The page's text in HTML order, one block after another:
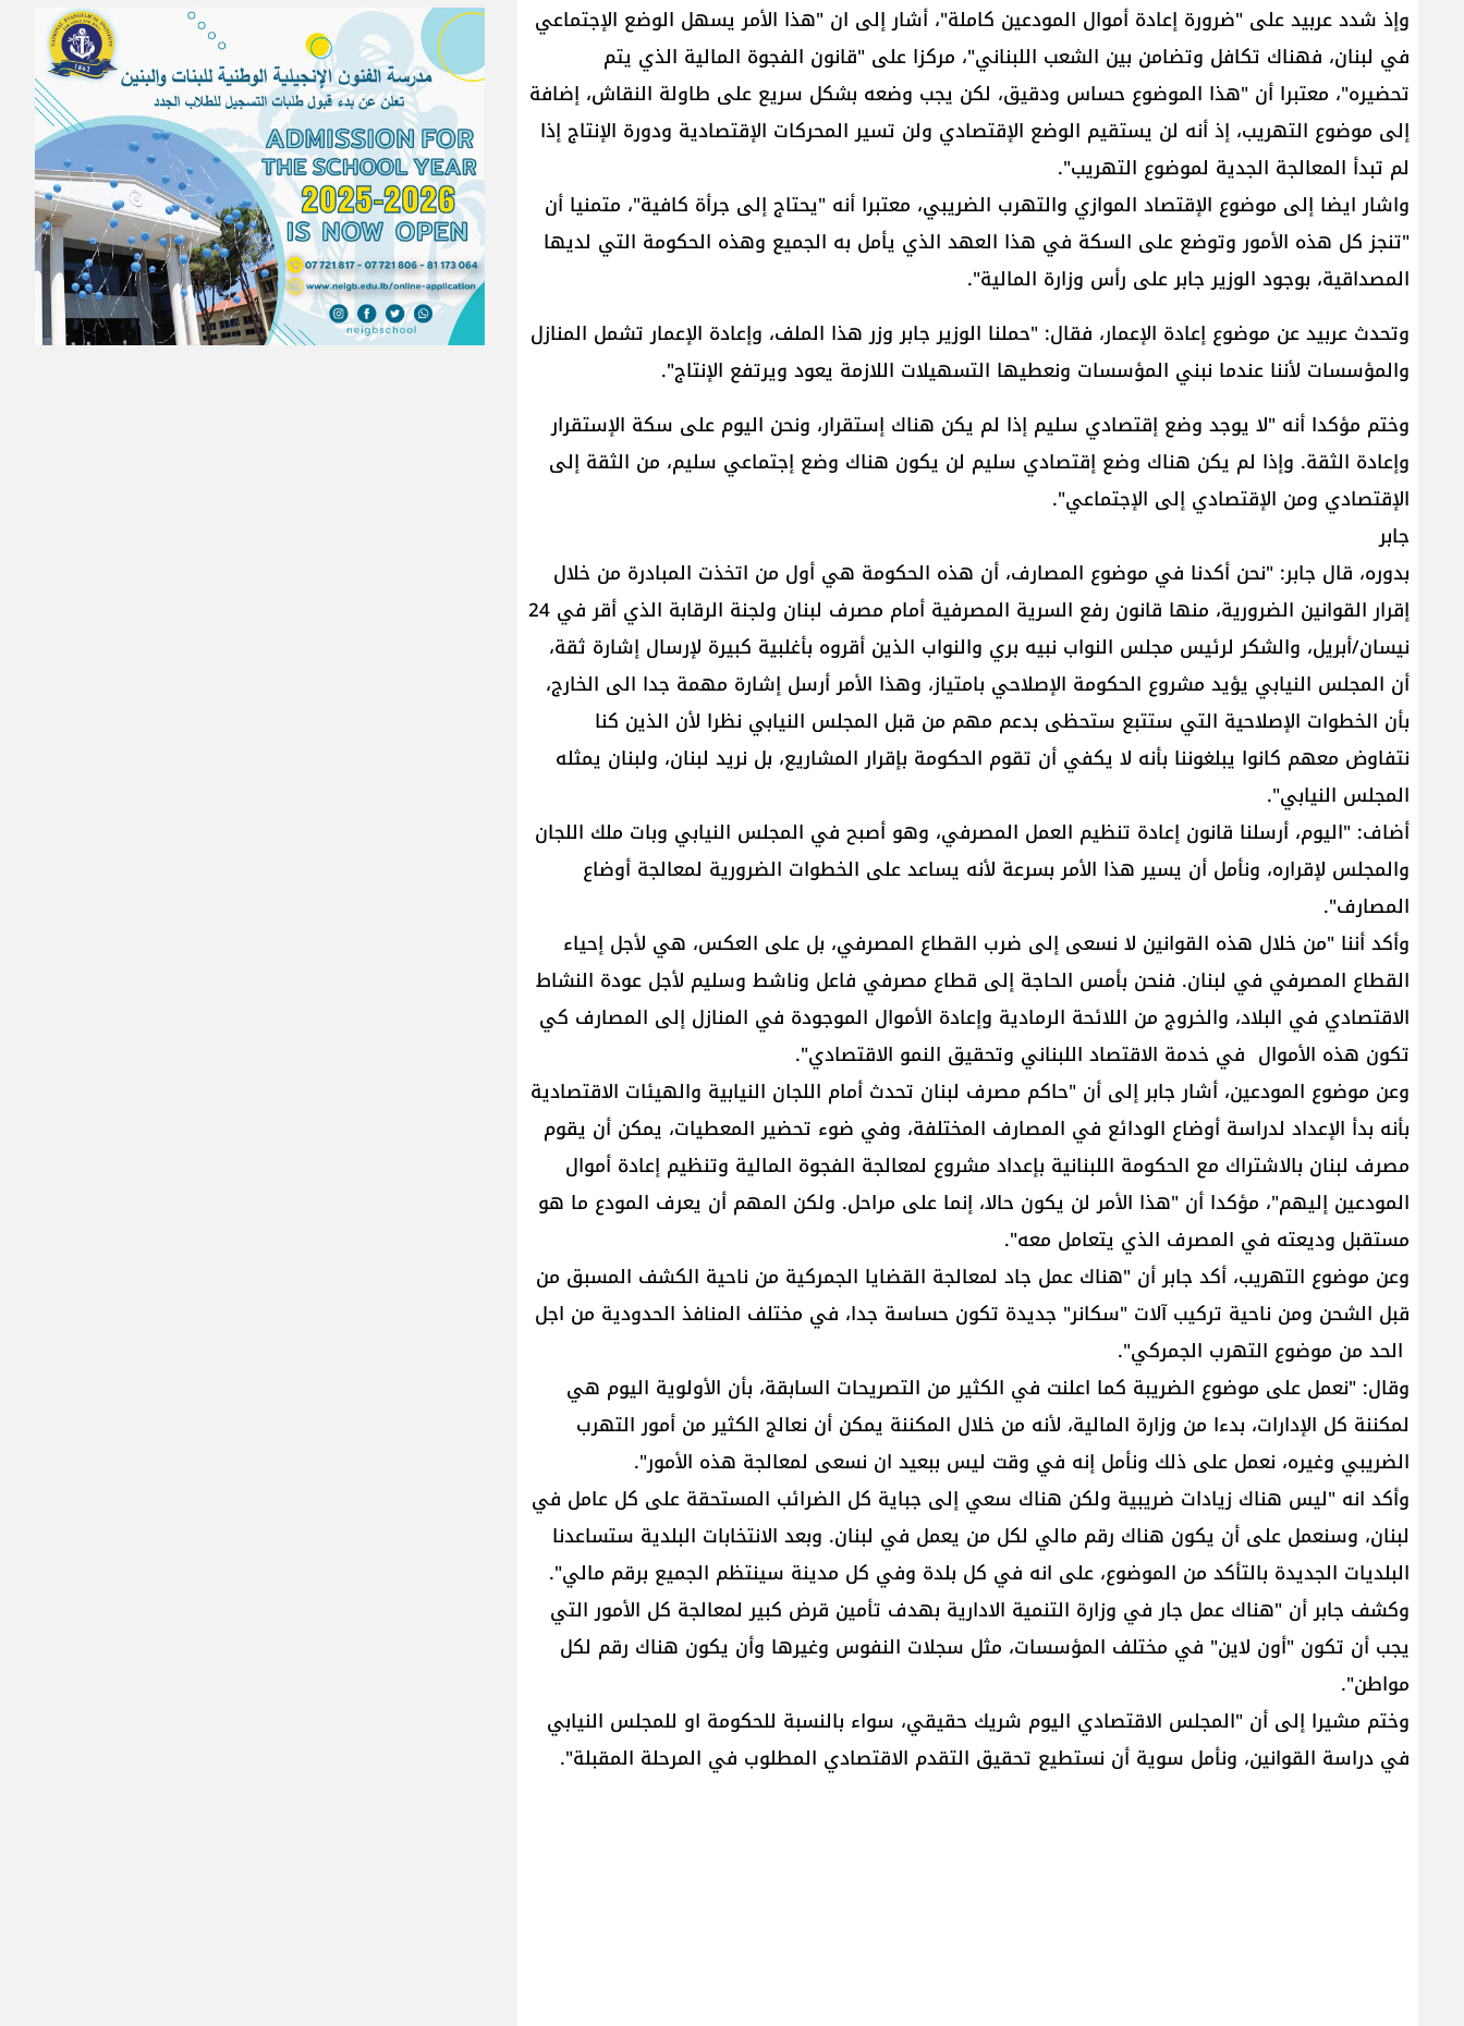
وإذ شدد عربيد على "ضرورة إعادة أموال المودعين كاملة"، أشار إلى ان "هذا الأمر يسهل الوضع الإجتماعي
في لبنان، فهناك تكافل وتضامن بين الشعب اللبناني"، مركزا على "قانون الفجوة المالية الذي يتم
تحضيره"، معتبرا أن "هذا الموضوع حساس ودقيق، لكن يجب وضعه بشكل سريع على طاولة النقاش، إضافة
إلى موضوع التهريب، إذ أنه لن يستقيم الوضع الإقتصادي ولن تسير المحركات الإقتصادية ودورة الإنتاج إذا
لم تبدأ المعالجة الجدية لموضوع التهريب".
واشار ايضا إلى موضوع الإقتصاد الموازي والتهرب الضريبي، معتبرا أنه "يحتاج إلى جرأة كافية"، متمنيا أن
"تنجز كل هذه الأمور وتوضع على السكة في هذا العهد الذي يأمل به الجميع وهذه الحكومة التي لديها
المصداقية، بوجود الوزير جابر على رأس وزارة المالية".
وتحدث عربيد عن موضوع إعادة الإعمار، فقال: "حملنا الوزير جابر وزر هذا الملف، وإعادة الإعمار تشمل المنازل
والمؤسسات لأننا عندما نبني المؤسسات ونعطيها التسهيلات اللازمة يعود ويرتفع الإنتاج".
وختم مؤكدا أنه "لا يوجد وضع إقتصادي سليم إذا لم يكن هناك إستقرار، ونحن اليوم على سكة الإستقرار
وإعادة الثقة. وإذا لم يكن هناك وضع إقتصادي سليم لن يكون هناك وضع إجتماعي سليم، من الثقة إلى
الإقتصادي ومن الإقتصادي إلى الإجتماعي".
جابر
بدوره، قال جابر: "نحن أكدنا في موضوع المصارف، أن هذه الحكومة هي أول من اتخذت المبادرة من خلال
إقرار القوانين الضرورية، منها قانون رفع السرية المصرفية أمام مصرف لبنان ولجنة الرقابة الذي أقر في 24
نيسان/أبريل، والشكر لرئيس مجلس النواب نبيه بري والنواب الذين أقروه بأغلبية كبيرة لإرسال إشارة ثقة،
أن المجلس النيابي يؤيد مشروع الحكومة الإصلاحي بامتياز، وهذا الأمر أرسل إشارة مهمة جدا الى الخارج،
بأن الخطوات الإصلاحية التي ستتبع ستحظى بدعم مهم من قبل المجلس النيابي نظرا لأن الذين كنا
نتفاوض معهم كانوا يبلغوننا بأنه لا يكفي أن تقوم الحكومة بإقرار المشاريع، بل نريد لبنان، ولبنان يمثله
المجلس النيابي".
أضاف: "اليوم، أرسلنا قانون إعادة تنظيم العمل المصرفي، وهو أصبح في المجلس النيابي وبات ملك اللجان
والمجلس لإقراره، ونأمل أن يسير هذا الأمر بسرعة لأنه يساعد على الخطوات الضرورية لمعالجة أوضاع
المصارف".
وأكد أننا "من خلال هذه القوانين لا نسعى إلى ضرب القطاع المصرفي، بل على العكس، هي لأجل إحياء
القطاع المصرفي في لبنان. فنحن بأمس الحاجة إلى قطاع مصرفي فاعل وناشط وسليم لأجل عودة النشاط
الاقتصادي في البلاد، والخروج من اللائحة الرمادية وإعادة الأموال الموجودة في المنازل إلى المصارف كي
تكون هذه الأموال في خدمة الاقتصاد اللبناني وتحقيق النمو الاقتصادي".
وعن موضوع المودعين، أشار جابر إلى أن "حاكم مصرف لبنان تحدث أمام اللجان النيابية والهيئات الاقتصادية
بأنه بدأ الإعداد لدراسة أوضاع الودائع في المصارف المختلفة، وفي ضوء تحضير المعطيات، يمكن أن يقوم
مصرف لبنان بالاشتراك مع الحكومة اللبنانية بإعداد مشروع لمعالجة الفجوة المالية وتنظيم إعادة أموال
المودعين إليهم"، مؤكدا أن "هذا الأمر لن يكون حالا، إنما على مراحل. ولكن المهم أن يعرف المودع ما هو
مستقبل وديعته في المصرف الذي يتعامل معه".
وعن موضوع التهريب، أكد جابر أن "هناك عمل جاد لمعالجة القضايا الجمركية من ناحية الكشف المسبق من
قبل الشحن ومن ناحية تركيب آلات "سكانر" جديدة تكون حساسة جدا، في مختلف المنافذ الحدودية من اجل
الحد من موضوع التهرب الجمركي".
وقال: "نعمل على موضوع الضريبة كما اعلنت في الكثير من التصريحات السابقة، بأن الأولوية اليوم هي
لمكننة كل الإدارات، بدءا من وزارة المالية، لأنه من خلال المكننة يمكن أن نعالج الكثير من أمور التهرب
الضريبي وغيره، نعمل على ذلك ونأمل إنه في وقت ليس ببعيد ان نسعى لمعالجة هذه الأمور".
وأكد انه "ليس هناك زيادات ضريبية ولكن هناك سعي إلى جباية كل الضرائب المستحقة على كل عامل في
لبنان، وسنعمل على أن يكون هناك رقم مالي لكل من يعمل في لبنان. وبعد الانتخابات البلدية ستساعدنا
البلديات الجديدة بالتأكد من الموضوع، على انه في كل بلدة وفي كل مدينة سينتظم الجميع برقم مالي".
وكشف جابر أن "هناك عمل جار في وزارة التنمية الادارية بهدف تأمين قرض كبير لمعالجة كل الأمور التي
يجب أن تكون "أون لاين" في مختلف المؤسسات، مثل سجلات النفوس وغيرها وأن يكون هناك رقم لكل
مواطن".
وختم مشيرا إلى أن "المجلس الاقتصادي اليوم شريك حقيقي، سواء بالنسبة للحكومة او للمجلس النيابي
في دراسة القوانين، ونأمل سوية أن نستطيع تحقيق التقدم الاقتصادي المطلوب في المرحلة المقبلة".